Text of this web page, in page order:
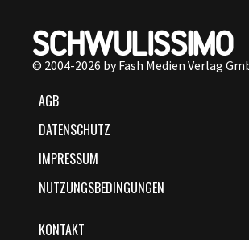
© 2004-2026 by Fash Medien Verlag
AGB
DATENSCHUTZ
IMPRESSUM
NUTZUNGSBEDINGUNGEN
KONTAKT